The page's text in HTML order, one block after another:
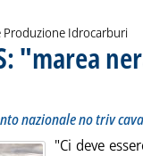
Produzione Idrocarburi
"marea
nazionale no triv
"Ci deve